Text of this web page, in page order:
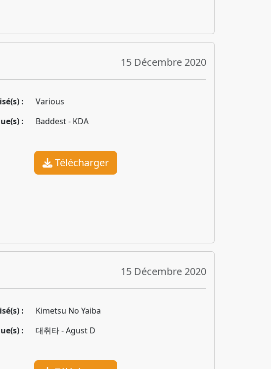
15 Décembre 2020
:
Various
:
Baddest - KDA
Télécharger
15 Décembre 2020
:
Kimetsu No Yaiba
:
대취타 - Agust D